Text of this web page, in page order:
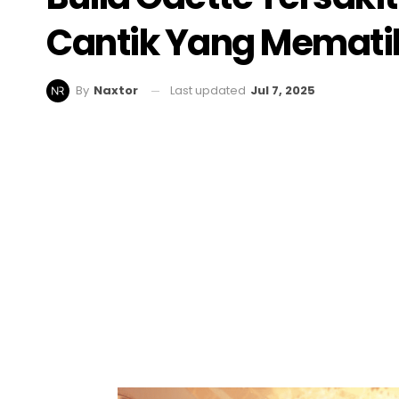
Cantik Yang
By Naxtor Last updated Jul 7, 2025